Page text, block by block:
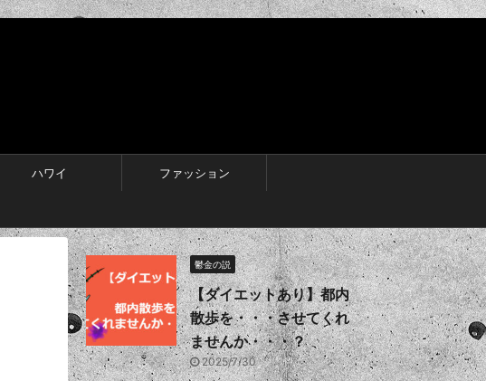
ハワイ ファッション
鬱金の説
【ダイエットあり】都内
散歩を・・・させてくれ
ませんか・・・？
2025/7/30